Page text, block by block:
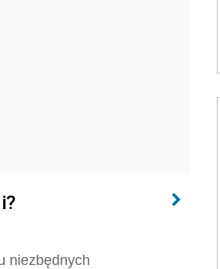
niezbędnych